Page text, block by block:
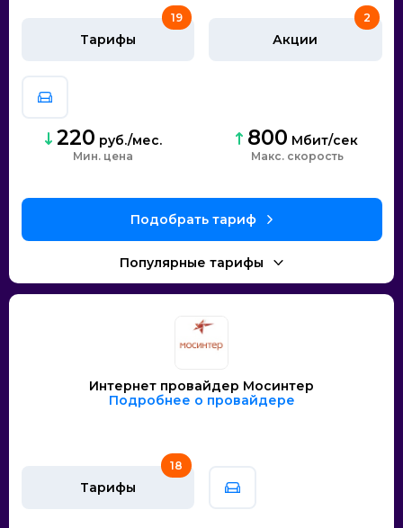
Тарифы
19
Акции
2
220 руб./мес.
Мин. цена
800 Мбит/сек
скорость
Интернет провайдер Мосинтер
Подробнее о провайдере
Тарифы
18